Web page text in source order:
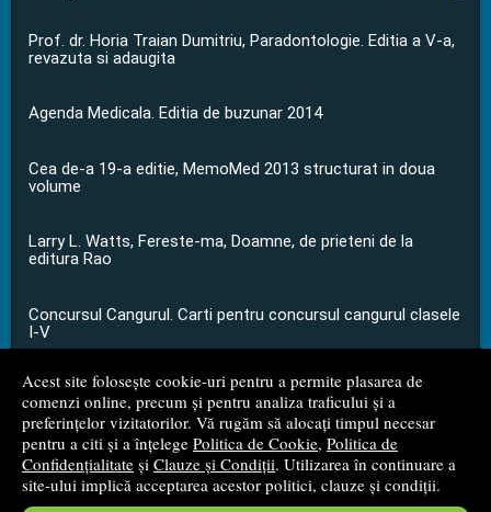
Acest site folosește cookie-uri pentru a permite plasarea de
comenzi online, precum și pentru analiza traficului și a
preferințelor vizitatorilor. Vă rugăm să alocați timpul necesar
pentru a citi și a înțelege Politica de Cookie, Politica de
Confidențialitate și Clauze și Condiții. Utilizarea în continuare a
site-ului implică acceptarea acestor politici, clauze și condiții.
Prof. dr. Horia Traian Dumitriu, Paradontologie. Editia a V-a,
revazuta si adaugita
Agenda Medicala. Editia de buzunar 2014
Cea de-a 19-a editie, MemoMed 2013 structurat in doua
volume
Larry L. Watts, Fereste-ma, Doamne, de prieteni de la
editura Rao
Concursul Cangurul. Carti pentru concursul cangurul clasele
I-V
...toate știrile
© 2008 - 2026S.C. M.G. Net Distribution S.R.L.
Magazin onlinecreat deVital Soft